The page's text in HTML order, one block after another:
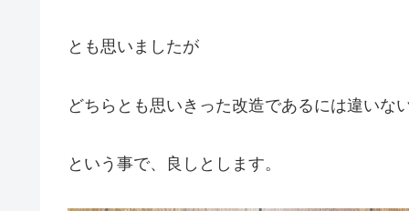
とも思いましたが
どちらとも思いきった改造であるには違いな
という事で、良しとします。